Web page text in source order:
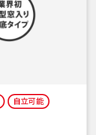
自立可能